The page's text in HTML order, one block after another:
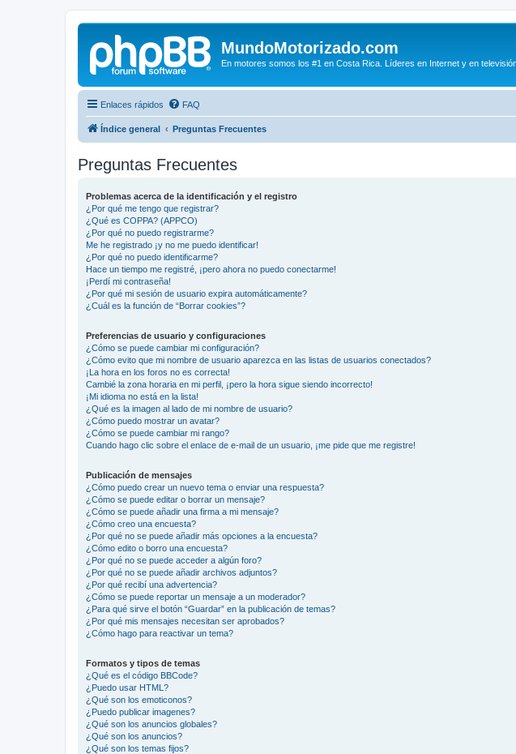
MundoMotorizado.com
En motores somos los #1 en Costa Rica. Líderes en Internet y en
Enlaces rápidos FAQ
Índice general Preguntas Frecuentes
Preguntas Frecuentes
Problemas acerca de la identificación y el registro
¿Por qué me tengo que registrar?
¿Qué es COPPA? (APPCO)
¿Por qué no puedo registrarme?
Me he registrado ¡y no me puedo identificar!
¿Por qué no puedo identificarme?
Hace un tiempo me registré, ¡pero ahora no puedo conectarme!
¡Perdí mi contraseña!
¿Por qué mi sesión de usuario expira automáticamente?
¿Cuál es la función de “Borrar cookies”?
Preferencias de usuario y configuraciones
¿Cómo se puede cambiar mi configuración?
¿Cómo evito que mi nombre de usuario aparezca en las listas de usuarios conectados?
¡La hora en los foros no es correcta!
Cambié la zona horaria en mi perfil, ¡pero la hora sigue siendo incorrecto!
¡Mi idioma no está en la lista!
¿Qué es la imagen al lado de mi nombre de usuario?
¿Cómo puedo mostrar un avatar?
¿Cómo se puede cambiar mi rango?
Cuando hago clic sobre el enlace de e-mail de un usuario, ¡me pide que me registre!
Publicación de mensajes
¿Cómo puedo crear un nuevo tema o enviar una respuesta?
¿Cómo se puede editar o borrar un mensaje?
¿Cómo se puede añadir una firma a mi mensaje?
¿Cómo creo una encuesta?
¿Por qué no se puede añadir más opciones a la encuesta?
¿Cómo edito o borro una encuesta?
¿Por qué no se puede acceder a algún foro?
¿Por qué no se puede añadir archivos adjuntos?
¿Por qué recibí una advertencia?
¿Cómo se puede reportar un mensaje a un moderador?
¿Para qué sirve el botón “Guardar” en la publicación de temas?
¿Por qué mis mensajes necesitan ser aprobados?
¿Cómo hago para reactivar un tema?
Formatos y tipos de temas
¿Qué es el código BBCode?
¿Puedo usar HTML?
¿Qué son los emoticonos?
¿Puedo publicar imagenes?
¿Qué son los anuncios globales?
¿Qué son los anuncios?
¿Qué son los temas fijos?